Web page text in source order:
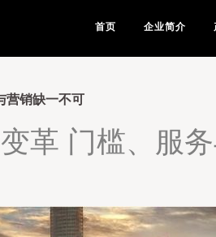
首页 企业简介
营销缺一不可
革 门槛、服